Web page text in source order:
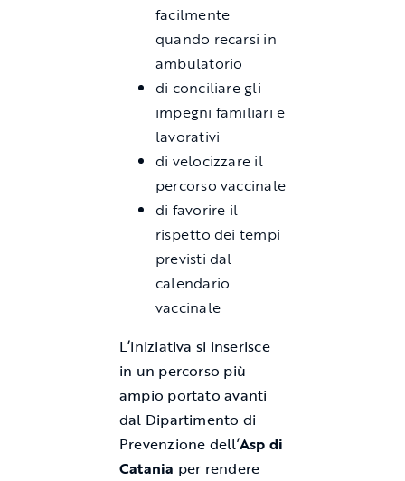
facilmente
quando recarsi in
ambulatorio
di conciliare gli
impegni familiari e
lavorativi
di velocizzare il
percorso vaccinale
di favorire il
rispetto dei tempi
previsti dal
calendario
vaccinale
L’iniziativa si inserisce
in un percorso più
ampio portato avanti
dal Dipartimento di
Prevenzione dell’Asp di
Catania per rendere